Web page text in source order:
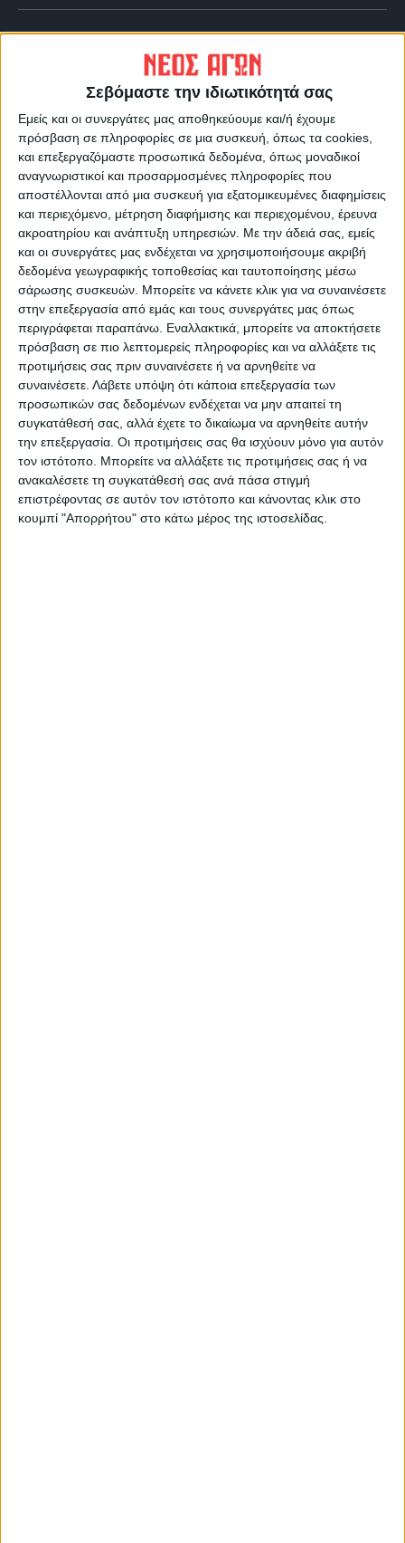
Σεβόμαστε την ιδιωτικότητά σας
Εμείς και οι συνεργάτες μας αποθηκεύουμε και/ή έχουμε
πρόσβαση σε πληροφορίες σε μια συσκευή, όπως τα cookies,
και επεξεργαζόμαστε προσωπικά δεδομένα, όπως μοναδικοί
αναγνωριστικοί και προσαρμοσμένες πληροφορίες που
αποστέλλονται από μια συσκευή για εξατομικευμένες διαφημίσεις
και περιεχόμενο, μέτρηση διαφήμισης και περιεχομένου, έρευνα
ακροατηρίου και ανάπτυξη υπηρεσιών. Με την άδειά σας, εμείς
και οι συνεργάτες μας ενδέχεται να χρησιμοποιήσουμε ακριβή
δεδομένα γεωγραφικής τοποθεσίας και ταυτοποίησης μέσω
σάρωσης συσκευών. Μπορείτε να κάνετε κλικ για να συναινέσετε
στην επεξεργασία από εμάς και τους συνεργάτες μας όπως
περιγράφεται παραπάνω. Εναλλακτικά, μπορείτε να αποκτήσετε
πρόσβαση σε πιο λεπτομερείς πληροφορίες και να αλλάξετε τις
προτιμήσεις σας πριν συναινέσετε ή να αρνηθείτε να
συναινέσετε. Λάβετε υπόψη ότι κάποια επεξεργασία των
προσωπικών σας δεδομένων ενδέχεται να μην απαιτεί τη
συγκατάθεσή σας, αλλά έχετε το δικαίωμα να αρνηθείτε αυτήν
την επεξεργασία. Οι προτιμήσεις σας θα ισχύουν μόνο για αυτόν
τον ιστότοπο. Μπορείτε να αλλάξετε τις προτιμήσεις σας ή να
ανακαλέσετε τη συγκατάθεσή σας ανά πάσα στιγμή
επιστρέφοντας σε αυτόν τον ιστότοπο και κάνοντας κλικ στο
κουμπί "Απορρήτου" στο κάτω μέρος της ιστοσελίδας.
VIDEO ΤΗΣ ΘΕΣΣΑΛΙΑΣ
Φοιτητική στέγη